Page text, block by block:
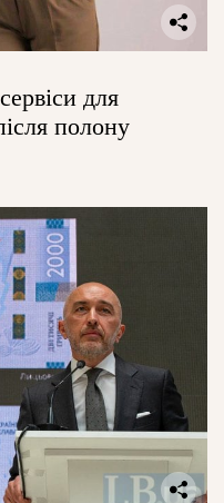
для
полону